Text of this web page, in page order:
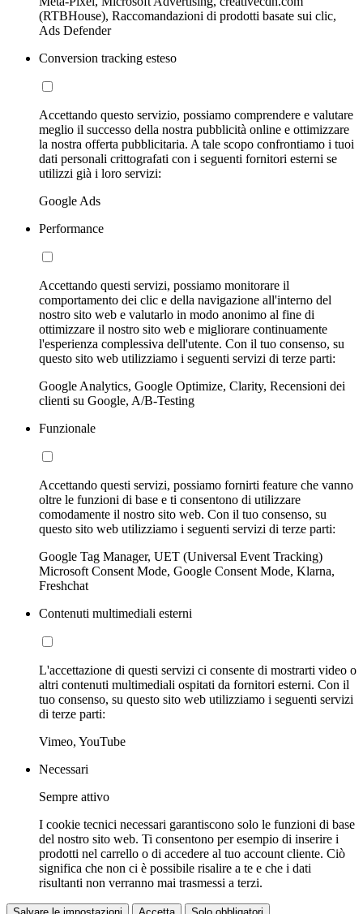
(RTBHouse), Raccomandazioni di prodotti basate sui clic,
Ads Defender
Conversion tracking esteso
Accettando questo servizio, possiamo comprendere e valutare
meglio il successo della nostra pubblicità online e ottimizzare
la nostra offerta pubblicitaria. A tale scopo confrontiamo i tuoi
dati personali crittografati con i seguenti fornitori esterni se
utilizzi già i loro servizi:
Google Ads
Performance
Accettando questi servizi, possiamo monitorare il
comportamento dei clic e della navigazione all'interno del
nostro sito web e valutarlo in modo anonimo al fine di
ottimizzare il nostro sito web e migliorare continuamente
l'esperienza complessiva dell'utente. Con il tuo consenso, su
questo sito web utilizziamo i seguenti servizi di terze parti:
Google Analytics, Google Optimize, Clarity, Recensioni dei
clienti su Google, A/B-Testing
Funzionale
Accettando questi servizi, possiamo fornirti feature che vanno
oltre le funzioni di base e ti consentono di utilizzare
comodamente il nostro sito web. Con il tuo consenso, su
questo sito web utilizziamo i seguenti servizi di terze parti:
Google Tag Manager, UET (Universal Event Tracking)
Microsoft Consent Mode, Google Consent Mode, Klarna,
Freshchat
Contenuti multimediali esterni
L'accettazione di questi servizi ci consente di mostrarti video o
altri contenuti multimediali ospitati da fornitori esterni. Con il
tuo consenso, su questo sito web utilizziamo i seguenti servizi
di terze parti:
Vimeo, YouTube
Necessari
Sempre attivo
I cookie tecnici necessari garantiscono solo le funzioni di base
del nostro sito web. Ti consentono per esempio di inserire i
prodotti nel carrello o di accedere al tuo account cliente. Ciò
significa che non ci è possibile risalire a te e che i dati
risultanti non verranno mai trasmessi a terzi.